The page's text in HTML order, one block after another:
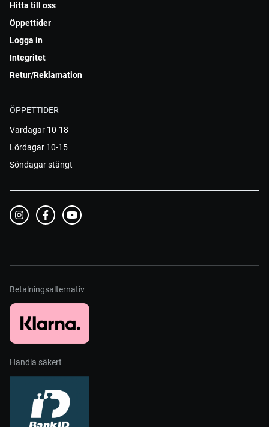
Hitta till oss
Öppettider
Logga in
Integritet
Retur/Reklamation
ÖPPETTIDER
Vardagar 10-18
Lördagar 10-15
Söndagar stängt
Betalningsalternativ
Handla säkert